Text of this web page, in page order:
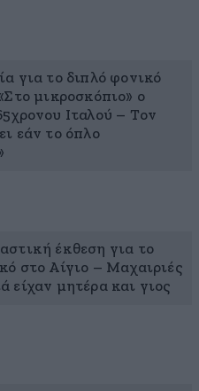
για το διπλό φονικό
μικροσκόπιο» ο
Ιταλού – Τον
εάν το όπλο
έκθεση για το
στο Αίγιο – Μαχαιριές
είχαν μητέρα και γιος